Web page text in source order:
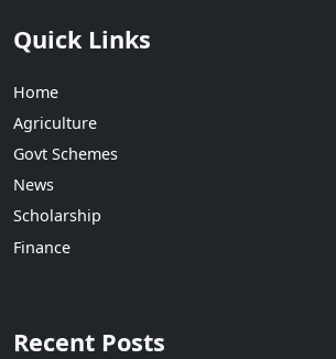
Quick Links
Home
Agriculture
Govt Schemes
News
Scholarship
Finance
Recent Posts